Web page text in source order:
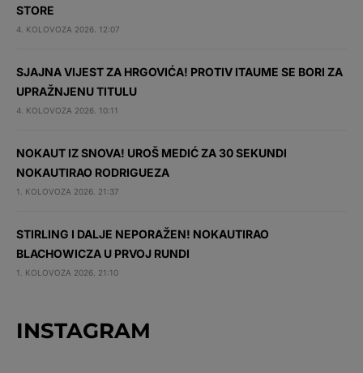
STORE
4. KOLOVOZA 2026. 12:07
SJAJNA VIJEST ZA HRGOVIĆA! PROTIV ITAUME SE BORI ZA
UPRAŽNJENU TITULU
4. KOLOVOZA 2026. 10:11
NOKAUT IZ SNOVA! UROŠ MEDIĆ ZA 30 SEKUNDI
NOKAUTIRAO RODRIGUEZA
1. KOLOVOZA 2026. 21:37
STIRLING I DALJE NEPORAŽEN! NOKAUTIRAO
BLACHOWICZA U PRVOJ RUNDI
1. KOLOVOZA 2026. 21:10
INSTAGRAM